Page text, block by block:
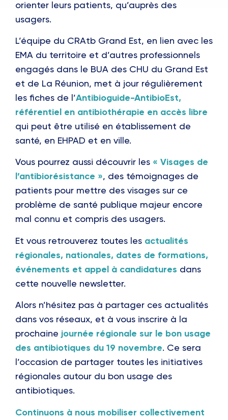
orienter leurs patients, qu’auprès des
usagers.
L’équipe du CRAtb Grand Est, en lien avec les
EMA du territoire et d’autres professionnels
engagés dans le BUA des CHU du Grand Est
et de La Réunion, met à jour régulièrement
les fiches de l’Antibioguide-AntibioEst,
référentiel en antibiothérapie en accès libre
qui peut être utilisé en établissement de
santé, en EHPAD et en ville.
Vous pourrez aussi découvrir les « Visages de
l’antibiorésistance », des témoignages de
patients pour mettre des visages sur ce
problème de santé publique majeur encore
mal connu et compris des usagers.
Et vous retrouverez toutes les actualités
régionales, nationales, dates de formations,
événements et appel à candidatures dans
cette nouvelle newsletter.
Alors n’hésitez pas à partager ces actualités
dans vos réseaux, et à vous inscrire à la
prochaine journée régionale sur le bon usage
des antibiotiques du 19 novembre. Ce sera
l’occasion de partager toutes les initiatives
régionales autour du bon usage des
antibiotiques.
Continuons à nous mobiliser collectivement